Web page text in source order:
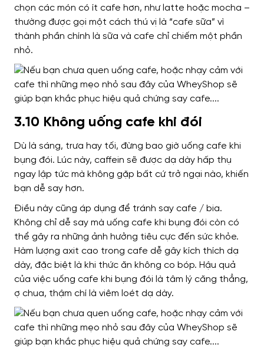
chọn các món có ít cafe hơn, như latte hoặc mocha –
thường được gọi một cách thú vị là “cafe sữa” vì
thành phần chính là sữa và cafe chỉ chiếm một phần
nhỏ.
3.10 Không uống cafe khi đói
Dù là sáng, trưa hay tối, đừng bao giờ uống cafe khi
bụng đói. Lúc này, caffein sẽ được dạ dày hấp thụ
ngay lập tức mà không gặp bất cứ trở ngại nào, khiến
bạn dễ say hơn.
Điều này cũng áp dụng để tránh say cafe / bia.
Không chỉ dễ say mà uống cafe khi bụng đói còn có
thể gây ra những ảnh hưởng tiêu cực đến sức khỏe.
Hàm lượng axit cao trong cafe dễ gây kích thích dạ
dày, đặc biệt là khi thức ăn không co bóp. Hậu quả
của việc uống cafe khi bụng đói là tâm lý căng thẳng,
ợ chua, thậm chí là viêm loét dạ dày.